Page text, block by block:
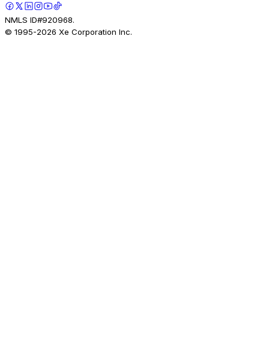
NMLS ID#920968.
© 1995-2026 Xe Corporation Inc.